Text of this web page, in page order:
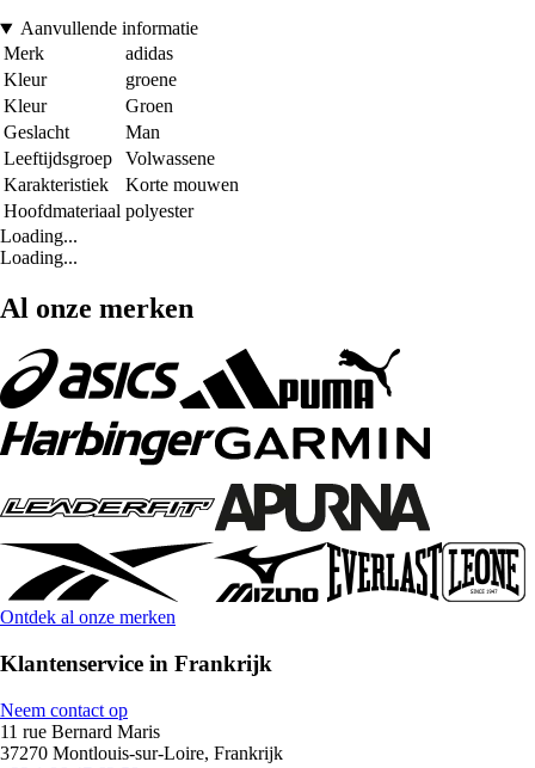
Aanvullende informatie
Merk
adidas
Kleur
groene
Kleur
Groen
Geslacht
Man
Leeftijdsgroep
Volwassene
Karakteristiek
Korte mouwen
Hoofdmateriaal polyester
Loading...
Loading...
Al onze merken
Ontdek al onze merken
Klantenservice in Frankrijk
Neem contact op
11 rue Bernard Maris
37270 Montlouis-sur-Loire, Frankrijk